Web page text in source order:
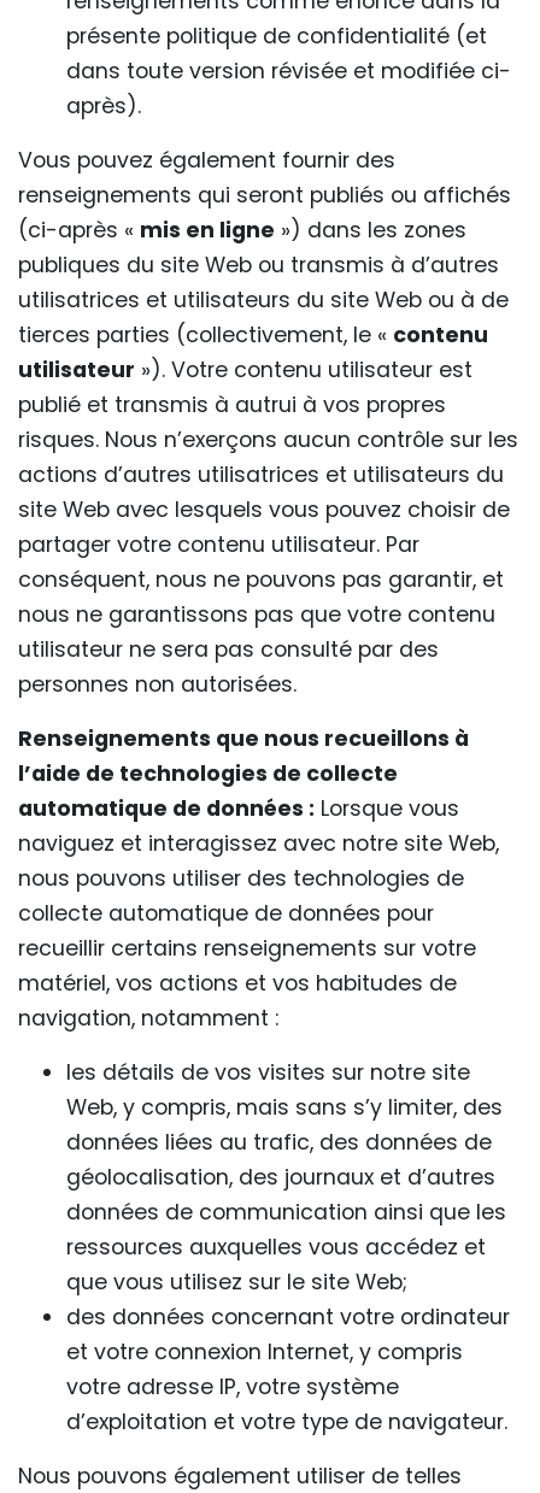
présente politique de confidentialité (et
dans toute version révisée et modifiée ci-
après).
Vous pouvez également fournir des
renseignements qui seront publiés ou affichés
(ci-après « mis en ligne ») dans les zones
publiques du site Web ou transmis à d’autres
utilisatrices et utilisateurs du site Web ou à de
tierces parties (collectivement, le « contenu
utilisateur »). Votre contenu utilisateur est
publié et transmis à autrui à vos propres
risques. Nous n’exerçons aucun contrôle sur les
actions d’autres utilisatrices et utilisateurs du
site Web avec lesquels vous pouvez choisir de
partager votre contenu utilisateur. Par
conséquent, nous ne pouvons pas garantir, et
nous ne garantissons pas que votre contenu
utilisateur ne sera pas consulté par des
personnes non autorisées.
Renseignements que nous recueillons à
l’aide de technologies de collecte
automatique de données : Lorsque vous
naviguez et interagissez avec notre site Web,
nous pouvons utiliser des technologies de
collecte automatique de données pour
recueillir certains renseignements sur votre
matériel, vos actions et vos habitudes de
navigation, notamment :
les détails de vos visites sur notre site
Web, y compris, mais sans s’y limiter, des
données liées au trafic, des données de
géolocalisation, des journaux et d’autres
données de communication ainsi que les
ressources auxquelles vous accédez et
que vous utilisez sur le site Web;
des données concernant votre ordinateur
et votre connexion Internet, y compris
votre adresse IP, votre système
d’exploitation et votre type de navigateur.
Nous pouvons également utiliser de telles